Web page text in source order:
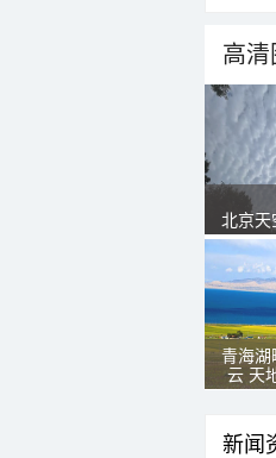
高清
北京天
青海湖
云 天
新闻